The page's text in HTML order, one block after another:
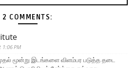
2 COMMENTS:
1:06 PM
மூன்று இடங்களை விளம்பர படுத்த தடை